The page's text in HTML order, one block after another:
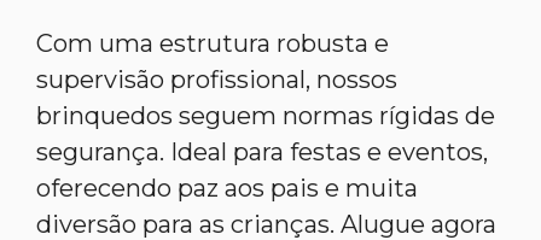
Com uma estrutura robusta e
supervisão profissional, nossos
brinquedos seguem normas rígidas de
segurança. Ideal para festas e eventos,
oferecendo paz aos pais e muita
diversão para as crianças. Alugue agora